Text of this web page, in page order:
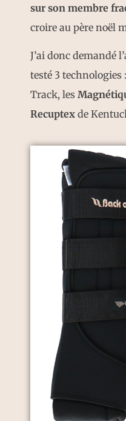
sur son membre
croire au père noël
J’ai donc demandé
testé 3 technologies
Track, les
Recuptex de